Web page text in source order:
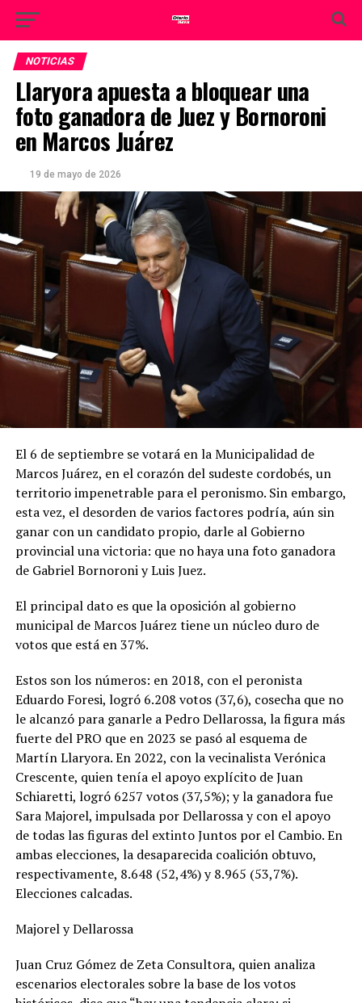
NOTICIAS
Llaryora apuesta a bloquear una
foto ganadora de Juez y Bornoroni
en Marcos Juárez
19 de mayo de 2026
El 6 de septiembre se votará en la Municipalidad de
Marcos Juárez, en el corazón del sudeste cordobés, un
territorio impenetrable para el peronismo. Sin embargo,
esta vez, el desorden de varios factores podría, aún sin
ganar con un candidato propio, darle al Gobierno
provincial una victoria: que no haya una foto ganadora
de Gabriel Bornoroni y Luis Juez.
El principal dato es que la oposición al gobierno
municipal de Marcos Juárez tiene un núcleo duro de
votos que está en 37%.
Estos son los números: en 2018, con el peronista
Eduardo Foresi, logró 6.208 votos (37,6), cosecha que no
le alcanzó para ganarle a Pedro Dellarossa, la figura más
fuerte del PRO que en 2023 se pasó al esquema de
Martín Llaryora. En 2022, con la vecinalista Verónica
Crescente, quien tenía el apoyo explícito de Juan
Schiaretti, logró 6257 votos (37,5%); y la ganadora fue
Sara Majorel, impulsada por Dellarossa y con el apoyo
de todas las figuras del extinto Juntos por el Cambio. En
ambas elecciones, la desaparecida coalición obtuvo,
respectivamente, 8.648 (52,4%) y 8.965 (53,7%).
Elecciones calcadas.
Majorel y Dellarossa
Juan Cruz Gómez de Zeta Consultora, quien analiza
escenarios electorales sobre la base de los votos